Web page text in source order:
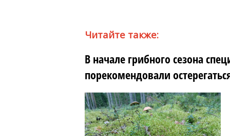
Читайте также:
В начале грибного сезона
порекомендовали